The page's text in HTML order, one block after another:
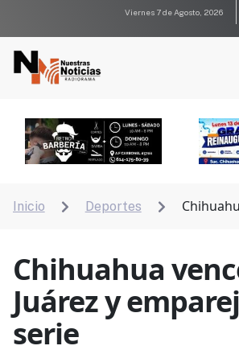
Viernes 7 de Agosto, 2026
Inicio  Deportes 
Chihuahua
Juárez y
serie